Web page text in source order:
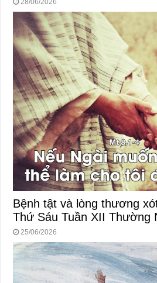
Bệnh tật và lòng thương
Thứ Sáu Tuần XII Thường
25/06/2026